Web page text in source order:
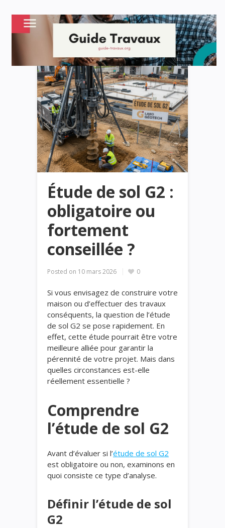
Étude de sol G2 :
obligatoire ou
fortement
conseillée ?
Posted on 10 mars 2026 0
Si vous envisagez de construire votre
maison ou d’effectuer des travaux
conséquents, la question de l’étude
de sol G2 se pose rapidement. En
effet, cette étude pourrait être votre
meilleure alliée pour garantir la
pérennité de votre projet. Mais dans
quelles circonstances est-elle
réellement essentielle ?
Comprendre
l’étude de sol G2
Avant d’évaluer si l’étude de sol G2
est obligatoire ou non, examinons en
quoi consiste ce type d’analyse.
Définir l’étude de sol
G2